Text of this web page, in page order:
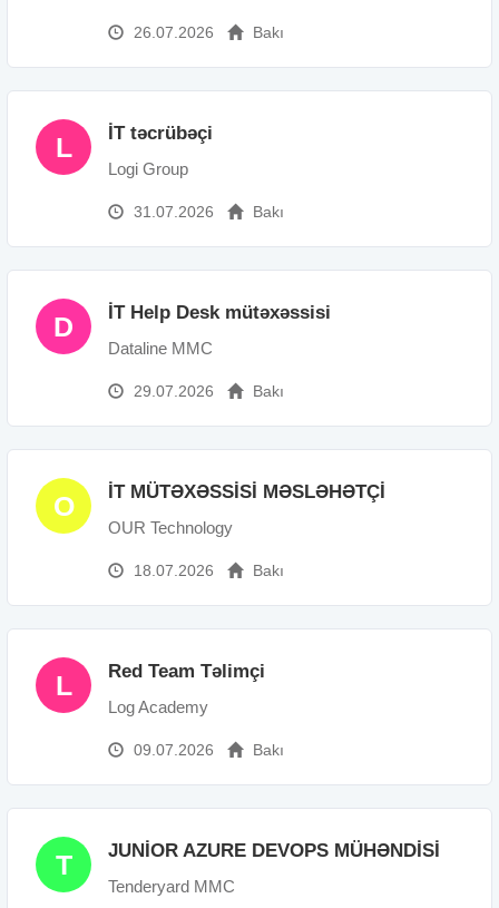
26.07.2026 Bakı
L İT təcrübəçi
Logi Group
31.07.2026 Bakı
D İT Help Desk mütəxəssisi
Dataline MMC
29.07.2026 Bakı
O İT MÜTƏXƏSSİSİ MƏSLƏHƏTÇİ
OUR Technology
18.07.2026 Bakı
L Red Team Təlimçi
Log Academy
09.07.2026 Bakı
T JUNİOR AZURE DEVOPS MÜHƏNDİSİ
Tenderyard MMC